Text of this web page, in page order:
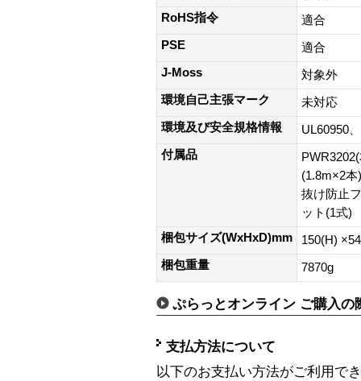
RoHS指令
適合
PSE
適合
J-Moss
対象外
環境自己主張マーク
未対応
環境及び安全規格情報
UL60950
付属品
(1.8m×2
抜け防止
ット(1式)
梱包サイズ(WxHxD)mm
150(H)
梱包重量
7870g
ぷらっとオンライン ご購入の
支払方法について
以下のお支払い方法がご利用で